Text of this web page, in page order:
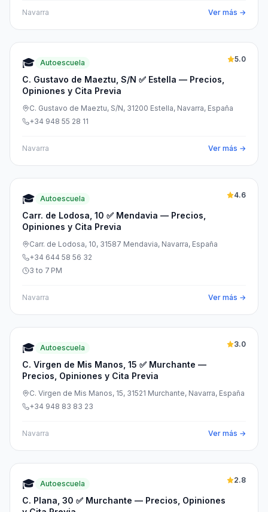
Navarra Ver más →
🎓 Autoescuela
C. Gustavo de Maeztu, S/N ✅ Estella — Precios,
Opiniones y Cita Previa
5.0
C. Gustavo de Maeztu, S/N, 31200 Estella, Navarra, España
+34 948 55 28 11
Navarra Ver más →
🎓 Autoescuela
Carr. de Lodosa, 10 ✅ Mendavia — Precios,
Opiniones y Cita Previa
4.6
Carr. de Lodosa, 10, 31587 Mendavia, Navarra, España
+34 644 58 56 32
3 to 7 PM
Navarra Ver más →
🎓 Autoescuela
C. Virgen de Mis Manos, 15 ✅ Murchante —
Precios, Opiniones y Cita Previa
3.0
C. Virgen de Mis Manos, 15, 31521 Murchante, Navarra, España
+34 948 83 83 23
Navarra Ver más →
🎓 Autoescuela
C. Plana, 30 ✅ Murchante — Precios, Opiniones
2.8